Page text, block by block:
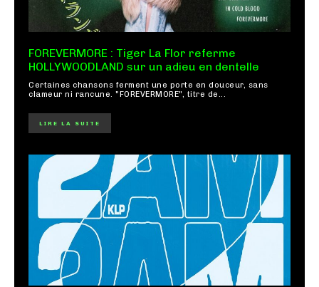
FOREVERMORE : Tiger La Flor referme
HOLLYWOODLAND sur un adieu en dentelle
Certaines chansons ferment une porte en douceur, sans
clameur ni rancune. "FOREVERMORE", titre de...
LIRE LA SUITE